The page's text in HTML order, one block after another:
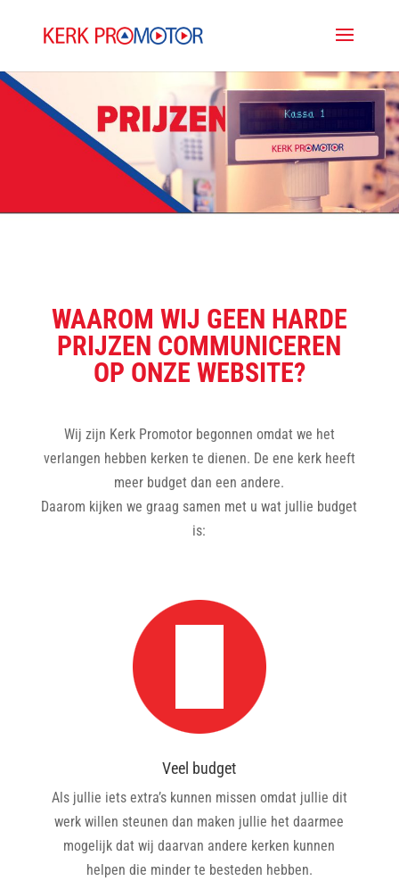
WAAROM WIJ GEEN HARDE
PRIJZEN COMMUNICEREN
OP ONZE WEBSITE?
Wij zijn Kerk Promotor begonnen omdat we het
verlangen hebben kerken te dienen. De ene kerk heeft
meer budget dan een andere.
Daarom kijken we graag samen met u wat jullie budget
is:
Veel budget
Als jullie iets extra’s kunnen missen omdat jullie dit
werk willen steunen dan maken jullie het daarmee
mogelijk dat wij daarvan andere kerken kunnen
helpen die minder te besteden hebben.